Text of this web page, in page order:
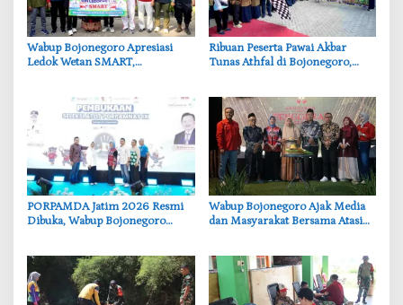
‎Wabup Bojonegoro Apresiasi
Ledok Wetan SMART,
‎Ribuan Peserta Pawai Akbar
Tunas Athfal di Bojonegoro,
‎PORPAMDA Jatim 2026 Resmi
Dibuka, Wabup Bojonegoro
Wabup Bojonegoro Ajak Media
dan Masyarakat Bersama Atasi